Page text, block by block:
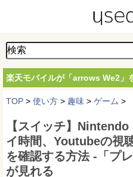
楽天モバイルが「arrows We2」
TOP > 使い方 > 趣味 > ゲーム >
【スイッチ】
イ時間、Youtubeの視
を確認する方法 -「プ
が見れる